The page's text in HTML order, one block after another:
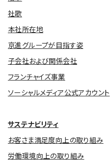
社歌
本社所在地
京進グループが目指す姿
子会社および関係会社
フランチャイズ事業
ソーシャルメディア公式アカウント
サステナビリティ
お客さま満足度向上の取り組み
労働環境向上の取り組み